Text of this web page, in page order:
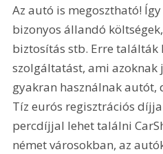
Az autó is megosztható!
bizonyos állandó
biztosítás stb. Erre találták
szolgáltatást, ami azoknak
gyakran használnak autót,
Tíz eurós regisztrációs
percdíjjal lehet találni
német városokban, az